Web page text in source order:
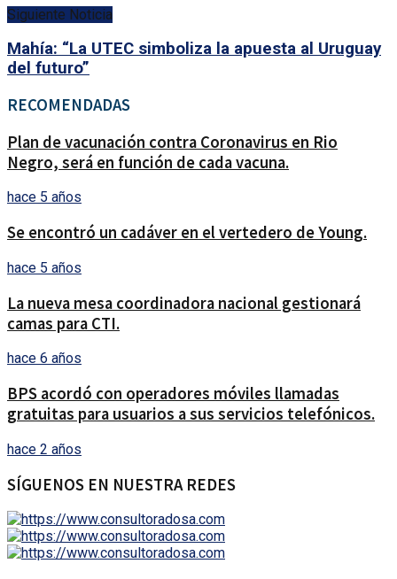
Siguiente Noticia
Mahía: “La UTEC simboliza la apuesta al Uruguay
del futuro”
RECOMENDADAS
Plan de vacunación contra Coronavirus en Rio
Negro, será en función de cada vacuna.
hace 5 años
Se encontró un cadáver en el vertedero de Young.
hace 5 años
La nueva mesa coordinadora nacional gestionará
camas para CTI.
hace 6 años
BPS acordó con operadores móviles llamadas
gratuitas para usuarios a sus servicios telefónicos.
hace 2 años
SÍGUENOS EN NUESTRA REDES